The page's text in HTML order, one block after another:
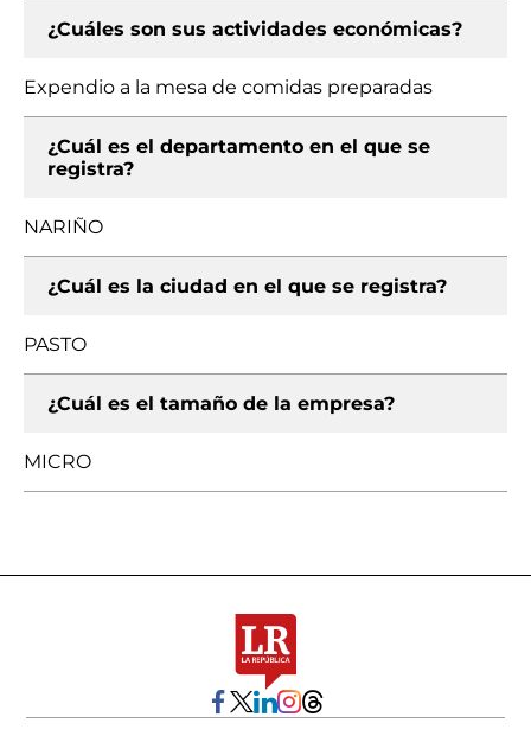
¿Cuáles son sus actividades económicas?
Expendio a la mesa de comidas preparadas
¿Cuál es el departamento en el que se
registra?
NARIÑO
¿Cuál es la ciudad en el que se registra?
PASTO
¿Cuál es el tamaño de la empresa?
MICRO